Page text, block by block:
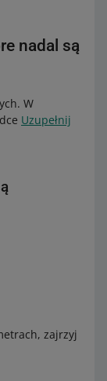
nadal są
W
Uzupełnij
zajrzyj